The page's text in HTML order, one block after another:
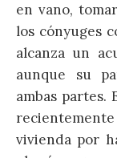
en vano,
los cónyuges
alcanza un
aunque su
ambas partes.
vivienda por